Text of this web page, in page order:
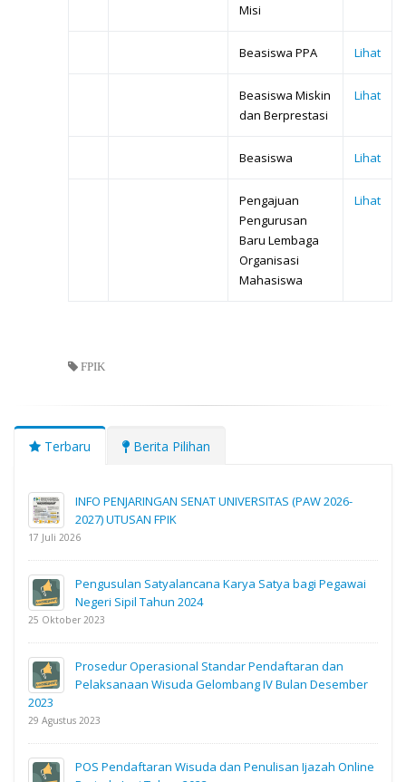
Misi
Beasiswa PPA Lihat
Beasiswa Miskin
dan Berprestasi
Lihat
Beasiswa Lihat
Pengajuan
Pengurusan
Baru Lembaga
Organisasi
Mahasiswa
Lihat
FPIK
Terbaru Berita Pilihan
INFO PENJARINGAN SENAT UNIVERSITAS (PAW 2026-
2027) UTUSAN FPIK
17 Juli 2026
Pengusulan Satyalancana Karya Satya bagi Pegawai
Negeri Sipil Tahun 2024
25 Oktober 2023
Prosedur Operasional Standar Pendaftaran dan
Pelaksanaan Wisuda Gelombang IV Bulan Desember
2023
29 Agustus 2023
POS Pendaftaran Wisuda dan Penulisan Ijazah Online